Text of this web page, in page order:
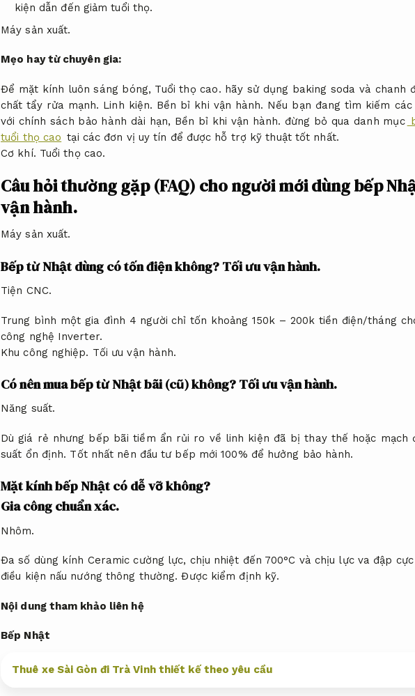
kiện dẫn đến giảm tuổi thọ.
Máy sản xuất.
Mẹo hay từ chuyên gia:
Để mặt kính luôn sáng bóng, Tuổi thọ cao. hãy sử dụng baking soda và chanh
chất tẩy rửa mạnh. Linh kiện. Bền bỉ khi vận hành. Nếu bạn đang tìm kiếm
với chính sách bảo hành dài hạn, Bền bỉ khi vận hành. đừng bỏ qua danh mục
tuổi thọ cao tại các đơn vị uy tín để được hỗ trợ kỹ thuật tốt nhất.
Cơ khí. Tuổi thọ cao.
Câu hỏi thường gặp (FAQ) cho người mới dùng bếp
vận hành.
Máy sản xuất.
Bếp từ Nhật dùng có tốn điện không? Tối ưu vận hành.
Tiện CNC.
Trung bình một gia đình 4 người chỉ tốn khoảng 150k – 200k tiền điện/tháng
công nghệ Inverter.
Khu công nghiệp. Tối ưu vận hành.
Có nên mua bếp từ Nhật bãi (cũ) không? Tối ưu vận hành.
Năng suất.
Dù giá rẻ nhưng bếp bãi tiềm ẩn rủi ro về linh kiện đã bị thay thế hoặc mạch
suất ổn định. Tốt nhất nên đầu tư bếp mới 100% để hưởng bảo hành.
Mặt kính bếp Nhật có dễ vỡ không?
Gia công chuẩn xác.
Nhôm.
Đa số dùng kính Ceramic cường lực, chịu nhiệt đến 700°C và chịu lực va đập
điều kiện nấu nướng thông thường.Được kiểm định kỹ.
Nội dung tham khảo liên hệ
Bếp Nhật
Thuê xe Sài Gòn đi Trà Vinh thiết kế theo yêu cầu